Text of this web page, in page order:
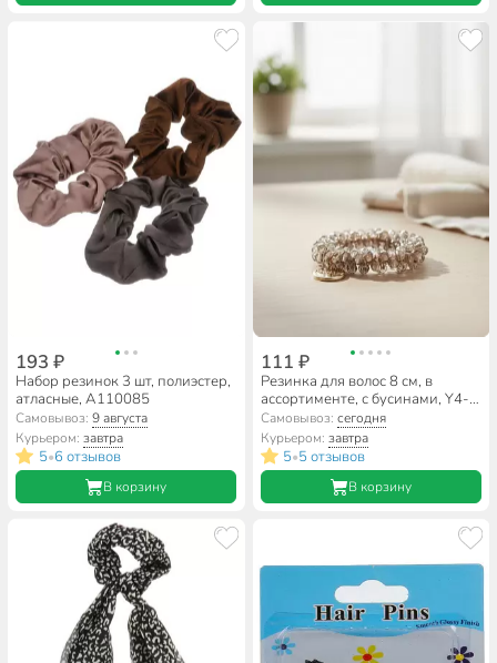
193 ₽
Набор резинок 3 шт, полиэстер,
атласные, A110085
Самовывоз:9 августа
Курьером:завтра
5•6 отзывов
В корзину
111 ₽
Резинка для волос 8 см, в
ассортименте, с бусинами, Y4-
11617
Самовывоз: сегодня
Курьером: завтра
5•5 отзывов
В корзину